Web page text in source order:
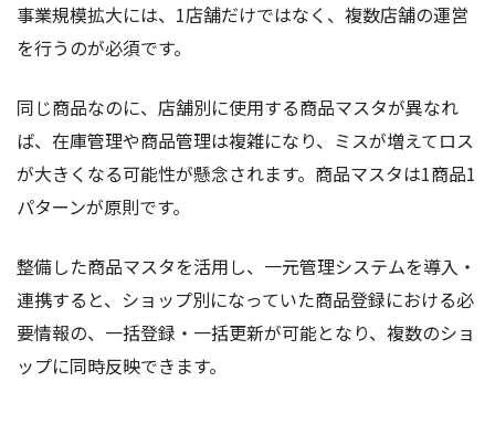
事業規模拡大には、1店舗だけではなく、複数店舗の運営
を行うのが必須です。
同じ商品なのに、店舗別に使用する商品マスタが異なれ
ば、在庫管理や商品管理は複雑になり、ミスが増えてロス
が大きくなる可能性が懸念されます。商品マスタは1商品1
パターンが原則です。
整備した商品マスタを活用し、一元管理システムを導入・
連携すると、ショップ別になっていた商品登録における必
要情報の、一括登録・一括更新が可能となり、複数のショ
ップに同時反映できます。